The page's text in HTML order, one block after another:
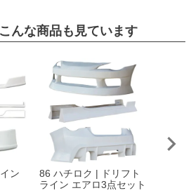
んな商品も見ています
ン
86 ハチロク | ドリフト
ライン エアロ3点セット